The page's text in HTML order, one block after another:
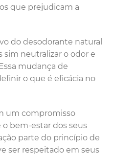
que prejudicam a
do desodorante natural
sim neutralizar o odor e
mudança de
o que é eficácia no
um compromisso
bem-estar dos seus
parte do princípio de
ser respeitado em seus